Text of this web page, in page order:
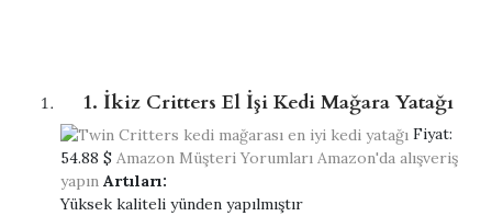
1. İkiz Critters El İşi Kedi Mağara Yatağı
Fiyat:
54.88 $ Amazon Müşteri Yorumları Amazon'da alışveriş
yapın Artıları:
Yüksek kaliteli yünden yapılmıştır